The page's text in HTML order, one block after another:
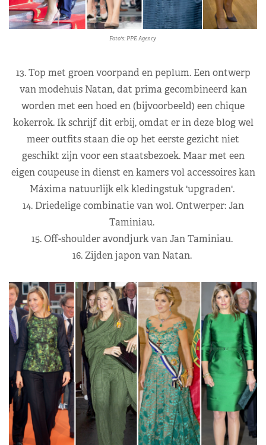
Foto's: PPE Agency
13. Top met groen voorpand en peplum. Een ontwerp
van modehuis Natan, dat prima gecombineerd kan
worden met een hoed en (bijvoorbeeld) een chique
kokerrok. Ik schrijf dit erbij, omdat er in deze blog wel
meer outfits staan die op het eerste gezicht niet
geschikt zijn voor een staatsbezoek. Maar met een
eigen coupeuse in dienst en kamers vol accessoires kan
Máxima natuurlijk elk kledingstuk 'upgraden'.
14. Driedelige combinatie van wol. Ontwerper: Jan
Taminiau.
15. Off-shoulder avondjurk van Jan Taminiau.
16. Zijden japon van Natan.